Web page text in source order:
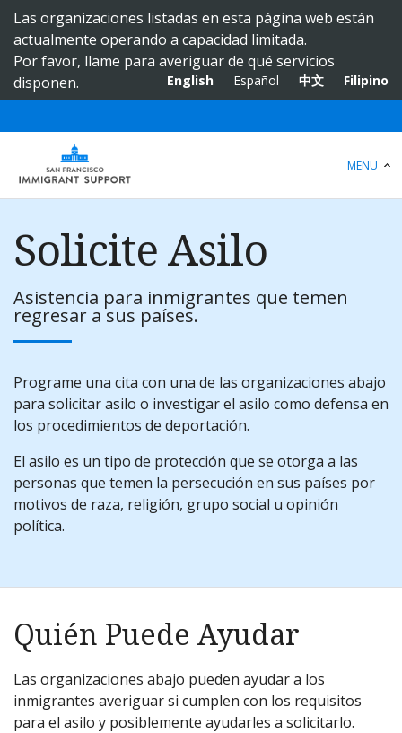
t
n
Las organizaciones listadas en esta página web están
actualmente operando a capacidad limitada.
Por favor, llame para averiguar de qué servicios
disponen.
English Español 中文 Filipino
MENU
Solicite Asilo
Asistencia para inmigrantes que temen
regresar a sus países.
Programe una cita con una de las organizaciones abajo
para solicitar asilo o investigar el asilo como defensa en
los procedimientos de deportación.
El asilo es un tipo de protección que se otorga a las
personas que temen la persecución en sus países por
motivos de raza, religión, grupo social u opinión
política.
Quién Puede Ayudar
Las organizaciones abajo pueden ayudar a los
inmigrantes averiguar si cumplen con los requisitos
para el asilo y posiblemente ayudarles a solicitarlo.